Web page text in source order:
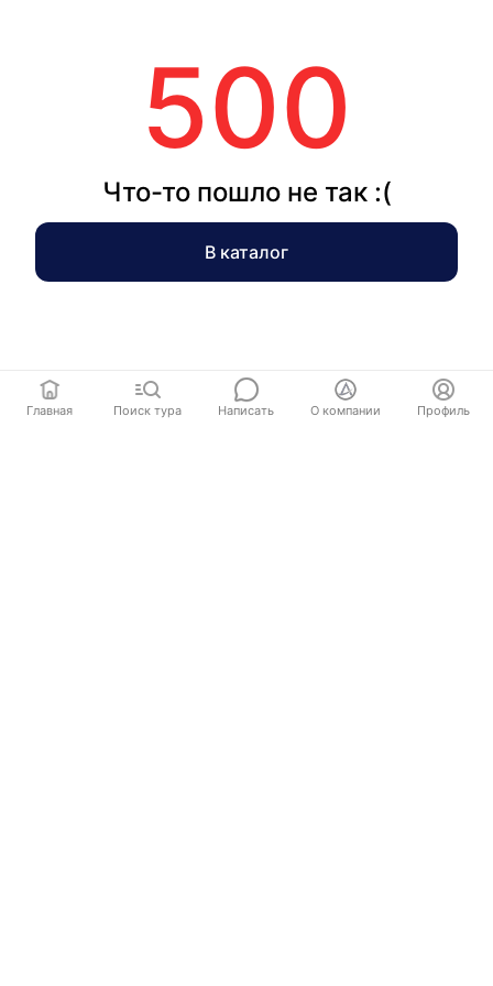
500
Что-то пошло не так :(
В каталог
Главная Поиск тура Написать О компании Профиль